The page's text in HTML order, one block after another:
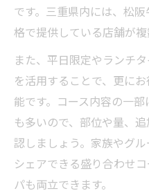
です。三重県内には、松
格で提供している店舗が複
また、平日限定やランチ
を活用することで、更に
能です。コース内容の一
も多いので、部位や量、
認しましょう。家族やグ
シェアできる盛り合わせ
パも両立できます。